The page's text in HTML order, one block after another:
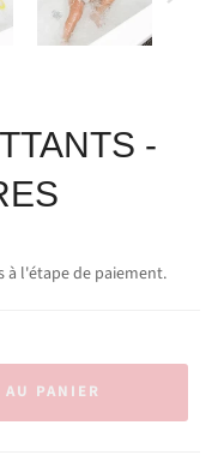
-
à l'étape de paiement.
PANIER